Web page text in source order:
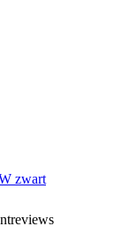
zwart